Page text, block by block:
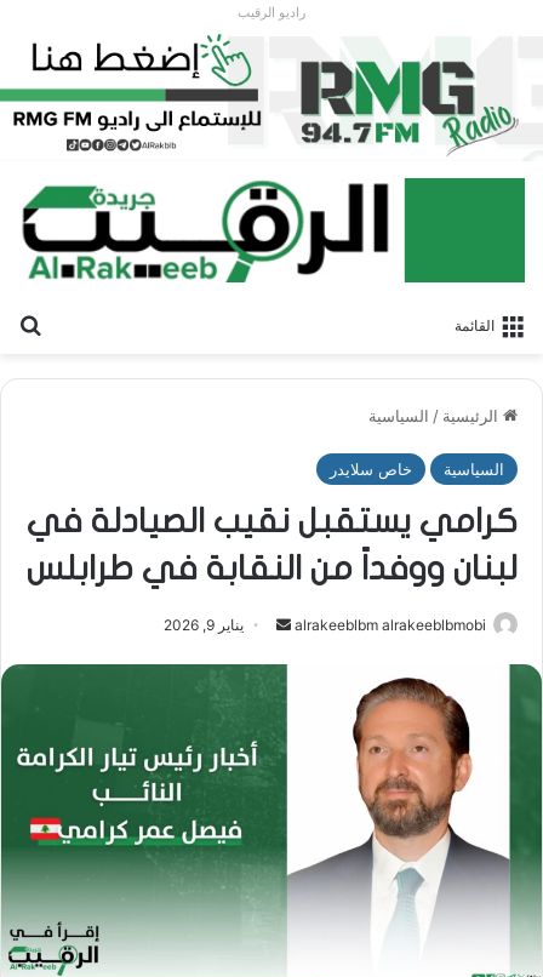
راديو الرقيب
القائمة
الرئيسية / السياسية
السياسية خاص سلايدر
كرامي يستقبل نقيب الصيادلة في
لبنان ووفداً من النقابة في طرابلس
alrakeeblbm alrakeeblbmobi
أرسل
إلكترونيا
يناير 9, 2026